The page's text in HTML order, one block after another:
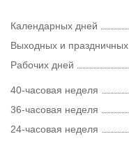
Календарных дней
Выходных и праздничных
Рабочих дней
40-часовая неделя
36-часовая неделя
24-часовая неделя